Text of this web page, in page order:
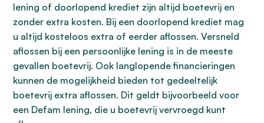
lening of doorlopend krediet zijn altijd boetevrij en
zonder extra kosten. Bij een doorlopend krediet mag
u altijd kosteloos extra of eerder aflossen. Versneld
aflossen bij een persoonlijke lening is in de meeste
gevallen boetevrij. Ook langlopende financieringen
kunnen de mogelijkheid bieden tot gedeeltelijk
boetevrij extra aflossen. Dit geldt bijvoorbeeld voor
een Defam lening, die u boetevrij vervroegd kunt